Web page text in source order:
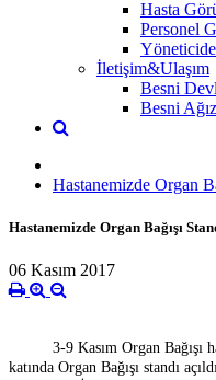
Hasta
Personel
İletişim&Ulaşım
Besni
Besni
Hastanemizde Organ
Hastanemizde Organ Bağışı
06 Kasım 2017
3-9 Kasım Organ Bağışı
katında Organ Bağışı standı